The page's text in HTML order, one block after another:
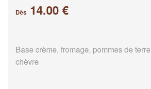
Dès 14.00 €
Base crème, fromage, pommes de
chèvre